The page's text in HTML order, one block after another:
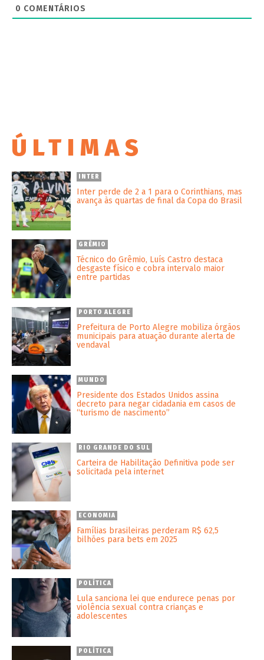
0 COMENTÁRIOS
ÚLTIMAS
INTER
Inter perde de 2 a 1 para o Corinthians, mas
avança às quartas de final da Copa do Brasil
GRÊMIO
Técnico do Grêmio, Luís Castro destaca
desgaste físico e cobra intervalo maior
entre partidas
PORTO ALEGRE
Prefeitura de Porto Alegre mobiliza órgãos
municipais para atuação durante alerta de
vendaval
MUNDO
Presidente dos Estados Unidos assina
decreto para negar cidadania em casos de
“turismo de nascimento”
RIO GRANDE DO SUL
Carteira de Habilitação Definitiva pode ser
solicitada pela internet
ECONOMIA
Famílias brasileiras perderam R$ 62,5
bilhões para bets em 2025
POLÍTICA
Lula sanciona lei que endurece penas por
violência sexual contra crianças e
adolescentes
POLÍTICA